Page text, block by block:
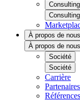
Consulting
Consulting
À propos de nous
À propos de nous
Société
Société
Carrière
Partenaires
Références